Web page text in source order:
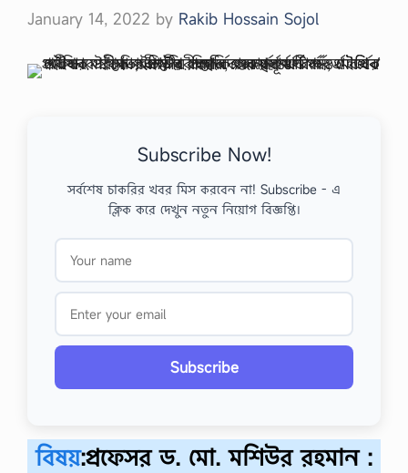
January 14, 2022 by Rakib Hossain Sojol
Subscribe Now!
সর্বশেষ চাকরির খবর মিস করবেন না! Subscribe - এ
ক্লিক করে দেখুন নতুন নিয়োগ বিজ্ঞপ্তি।
Subscribe
বিষয়:প্রফেসর ড. মো. মশিউর রহমান :